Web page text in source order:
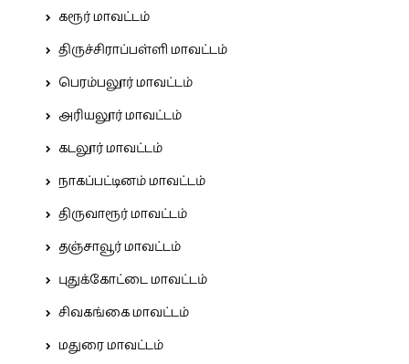
கரூர் மாவட்டம்
திருச்சிராப்பள்ளி மாவட்டம்
பெரம்பலூர் மாவட்டம்
அரியலூர் மாவட்டம்
கடலூர் மாவட்டம்
நாகப்பட்டினம் மாவட்டம்
திருவாரூர் மாவட்டம்
தஞ்சாவூர் மாவட்டம்
புதுக்கோட்டை மாவட்டம்
சிவகங்கை மாவட்டம்
மதுரை மாவட்டம்